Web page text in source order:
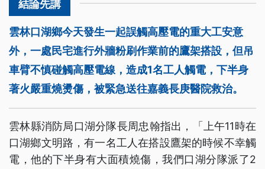
雲林口湖鄉今天發生一起誤觸高壓電的重大工安意
外，一處民宅進行外牆粉刷作業前的鷹架搭設，但吊
車臂不慎碰觸高壓電線，造成1名工人觸電，下半身
著火嚴重燒燙傷，被緊急送往嘉義長庚醫院救治。
雲林縣消防局口湖分隊長周忠翰指出，「上午11時在
口湖鄉文明路，有一名工人在搭設鷹架的時候不幸觸
電，他的下半身有大面積燒傷，我們口湖分隊派了2